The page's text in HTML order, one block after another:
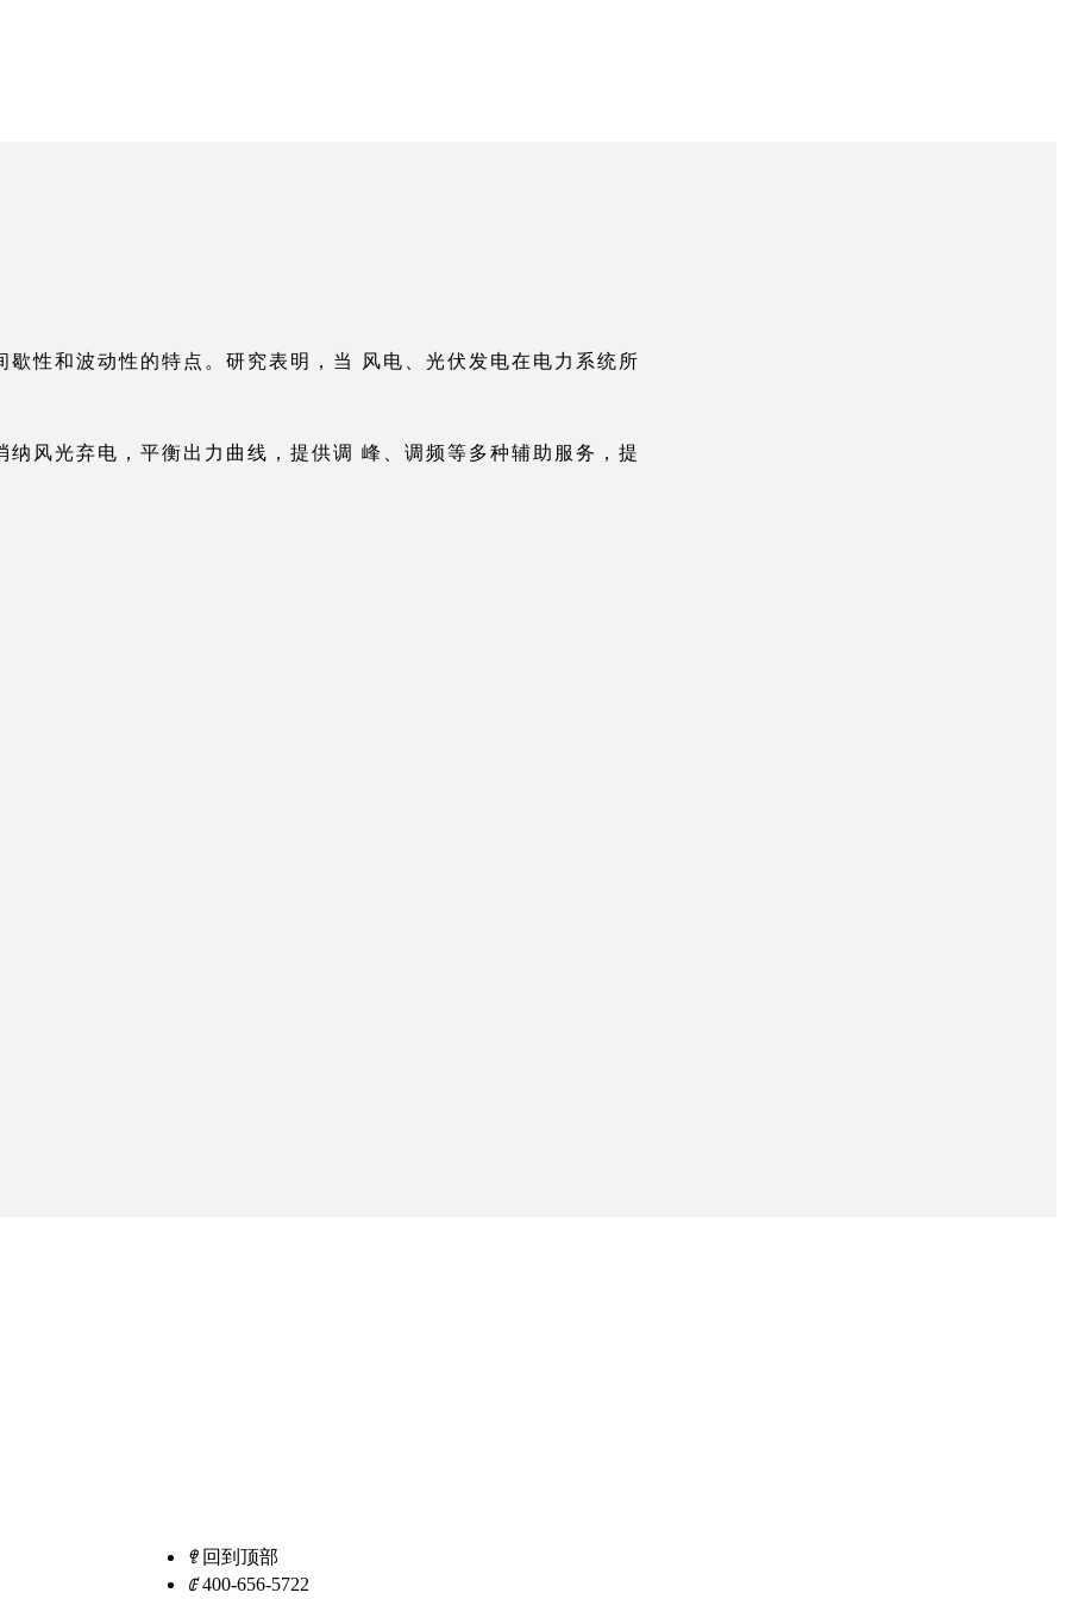
性和波动性的特点。研究表明，当 风电、光伏发电在电力系统所
风光弃电，平衡出力曲线，提供调 峰、调频等多种辅助服务，提
ꁸ 回到顶部
ꂅ 400-656-5722